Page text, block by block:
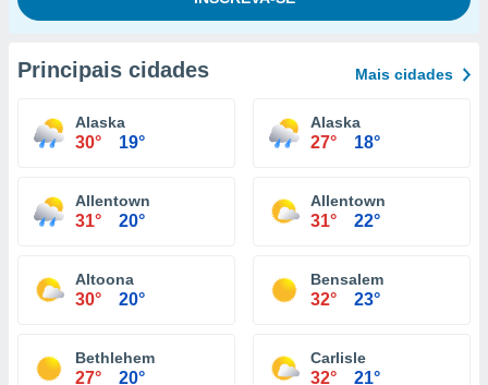
Principais cidades Mais cidades
Alaska
30° 19°
Alaska
27° 18°
Allentown
31° 20°
Allentown
31° 22°
Altoona
30° 20°
Bensalem
32° 23°
Bethlehem
27° 20°
Carlisle
32° 21°